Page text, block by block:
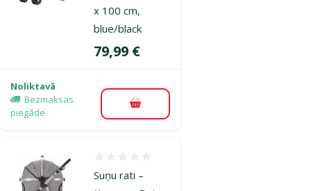
x 100 cm,
blue/black
Cena
79,99 €
Noliktavā
Bezmaksas
piegāde
Pievienot grozam
Suņu rati –